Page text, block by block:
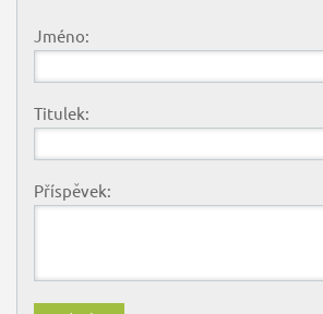
Jméno:
Titulek:
Příspěvek: